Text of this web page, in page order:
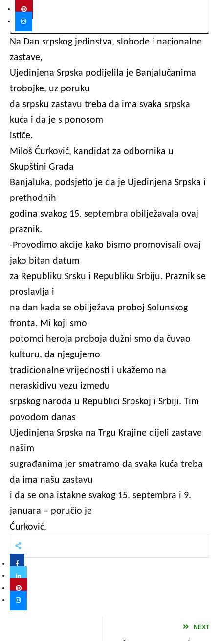
Na Dan srpskog jedinstva, slobode i nacionalne
zastave,
Ujedinjena Srpska podijelila je Banjalučanima
trobojke, uz poruku
da srpsku zastavu treba da ima svaka srpska
kuća i da je s ponosom
ističe.
Miloš Ćurković, kandidat za odbornika u
Skupštini Grada
Banjaluka, podsjetio je da je Ujedinjena Srpska i
prethodnih
godina svakog 15. septembra obilježavala ovaj
praznik.
-Provodimo akcije kako bismo promovisali ovaj
jako bitan datum
za Republiku Srsku i Republiku Srbiju. Praznik se
proslavlja i
na dan kada se obilježava proboj Solunskog
fronta. Mi koji smo
potomci heroja proboja dužni smo da čuvao
kulturu, da njegujemo
tradicionalne vrijednosti i ukažemo na
neraskidivu vezu između
srpskog naroda u Republici Srpskoj i Srbiji. Tim
povodom danas
Ujedinjena Srpska na Trgu Krajine dijeli zastave
našim
sugrađanima jer smatramo da svaka kuća treba
da ima našu zastavu
i da se ona istakne svakog 15. septembra i 9.
januara – poručio je
Ćurković.
NEXT